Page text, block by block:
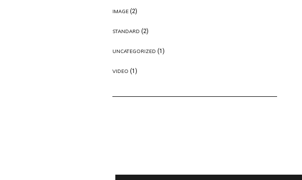
IMAGE(2)
STANDARD (2)
UNCATEGORIZED (1)
VIDEO (1)